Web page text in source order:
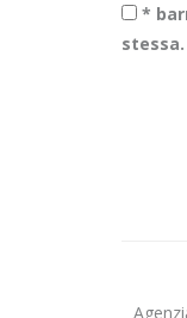
*
stessa.